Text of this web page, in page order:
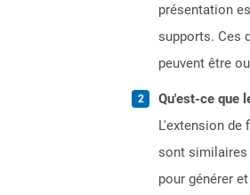
présentation
supports. Ces
peuvent être
Qu'est-ce que
L'extension de
sont similaires
pour générer